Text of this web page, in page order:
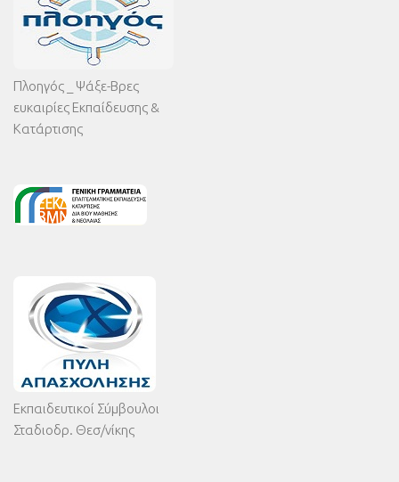
Πλοηγός _ Ψάξε-Βρες
ευκαιρίες Εκπαίδευσης &
Κατάρτισης
Εκπαιδευτικοί Σύμβουλοι
Σταδιοδρ. Θεσ/νίκης